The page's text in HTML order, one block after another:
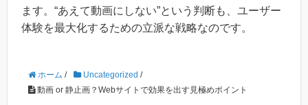
ます。“あえて動画にしない”という判断も、ユーザー
体験を最大化するための立派な戦略なのです。
ホーム / Uncategorized /
動画 or 静止画？Webサイトで効果を出す見極めポイント